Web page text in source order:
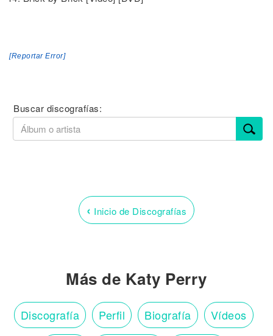
[Reportar Error]
Buscar discografías:
‹ Inicio de Discografías
Más de Katy Perry
Discografía Perfil Biografía Vídeos